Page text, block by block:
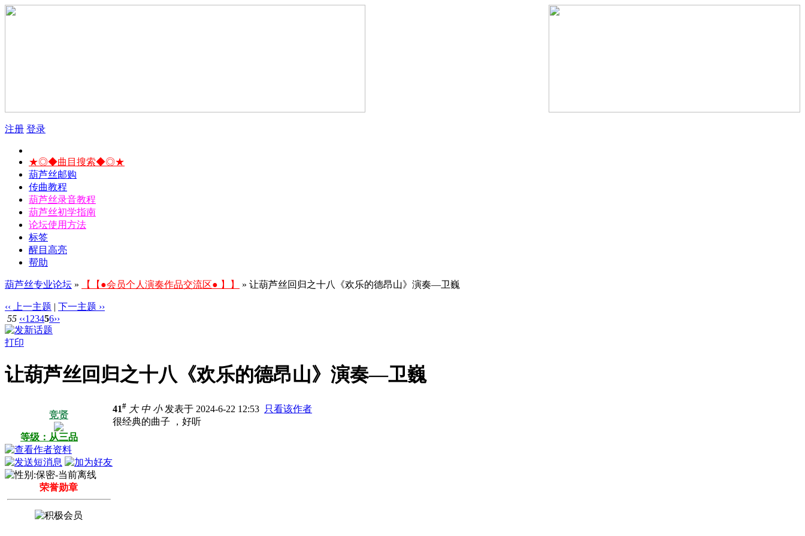
注册 登录
★◎◆曲目搜索◆◎★
葫芦丝邮购
传曲教程
葫芦丝录音教程
葫芦丝初学指南
论坛使用方法
标签
醒目高亮
帮助
葫芦丝专业论坛 » 【【●会员个人演奏作品交流区● 】】 » 让葫芦丝回归之十八《欢乐的德昂山》演奏—卫巍
‹‹ 上一主题 | 下一主题 ››
55 ‹‹1 23456››
打印
让葫芦丝回归之十八《欢乐的德昂山》演奏—卫巍
竞贤
等级：从三品
荣誉勋章
41# 大 中 小发表于 2024-6-22 12:53 只看该作者
很经典的曲子 ，好听